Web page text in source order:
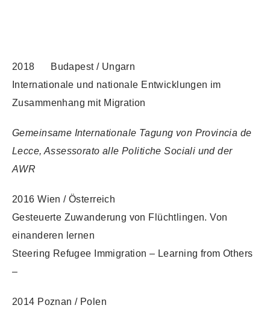
2018 Budapest / Ungarn
Internationale und nationale Entwicklungen im
Zusammenhang mit Migration
Gemeinsame Internationale Tagung von Provincia de
Lecce, Assessorato alle Politiche Sociali und der
AWR
2016 Wien / Österreich
Gesteuerte Zuwanderung von Flüchtlingen. Von
einanderen lernen
Steering Refugee Immigration – Learning from Others
–
2014 Poznan / Polen